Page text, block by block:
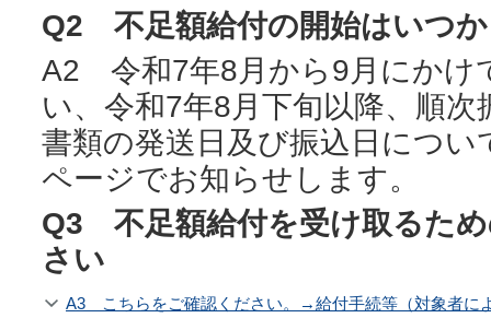
Q2 不足額給付の開始はいつ
A2 令和7年8月から9月にかけ
い、令和7年8月下旬以降、順
書類の発送日及び振込日につ
ページでお知らせします。
Q3 不足額給付を受け取るた
さい
A3 こちらをご確認ください。→給付手続等（対象者に